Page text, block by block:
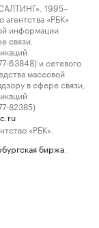
1995–
«РБК»
информации
связи,
63848) и сетевого
массовой
в сфере связи,
82385)
«РБК».
биржа